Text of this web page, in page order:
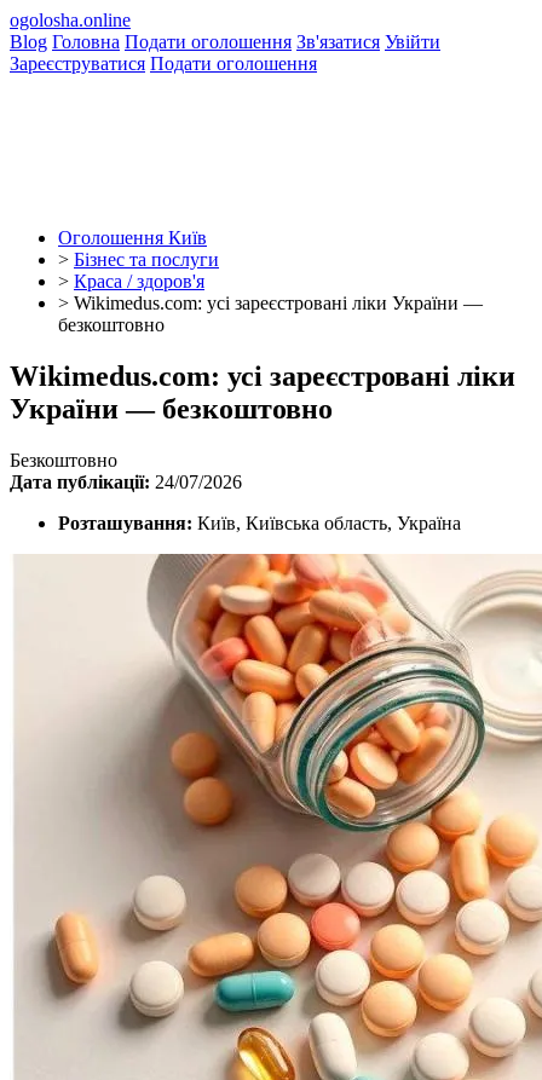
ogolosha.online
Blog Головна Подати оголошення Зв'язатися Увійти
Зареєструватися Подати оголошення
Оголошення Київ
> Бізнес та послуги
> Краса / здоров'я
> Wikimedus.com: усі зареєстровані ліки України —
безкоштовно
Wikimedus.com: усі зареєстровані ліки
України — безкоштовно
Безкоштовно
Дата публікації: 24/07/2026
Розташування: Київ, Київська область, Україна